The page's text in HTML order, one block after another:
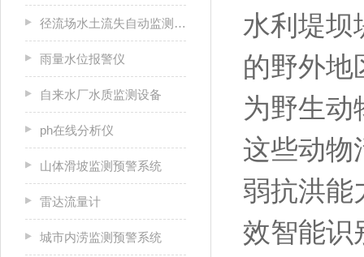
径流场水土流失自动监测系统
雨量水位报警仪
自来水厂水质监测设备
ph在线分析仪
山体滑坡监测预警系统
雷达流量计
城市内涝监测预警系统
水利堤坝
的野外地
为野生动
这些动物
弱抗洪能
效智能识